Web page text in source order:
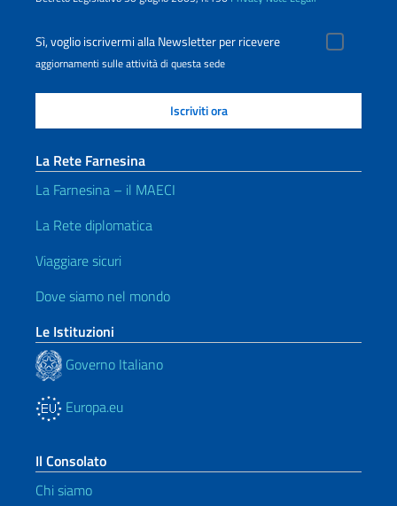
Sì, voglio iscrivermi alla Newsletter per ricevere
aggiornamenti sulle attività di questa sede
La Rete Farnesina
La Farnesina – il MAECI
La Rete diplomatica
Viaggiare sicuri
Dove siamo nel mondo
Le Istituzioni
Governo Italiano
Europa.eu
Il Consolato
Chi siamo